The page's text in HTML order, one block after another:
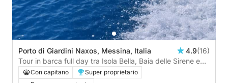
Porto di Giardini Naxos, Messina, Italia 4.9(16)
Tour in barca full day tra Isola Bella, Baia delle Sirene e
Sant’Alessio
Con capitano
Super proprietario